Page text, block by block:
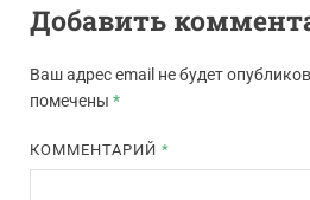
Добавить
Ваш адрес email не будет
помечены *
КОММЕНТАРИЙ*